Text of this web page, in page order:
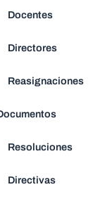
Docentes
Directores
Reasignaciones
Resoluciones
Directivas
servicio